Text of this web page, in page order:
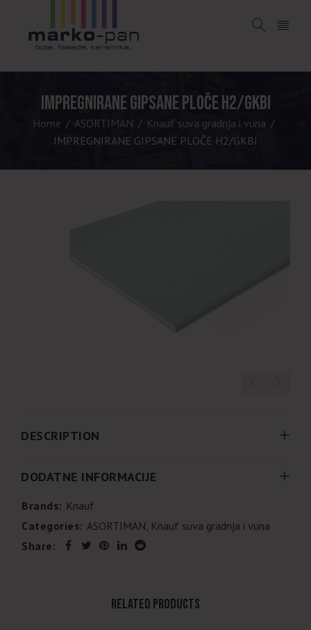
IMPREGNIRANE GIPSANE PLOČE H2/GKBI
Home / ASORTIMAN / Knauf suva gradnja i vuna /
IMPREGNIRANE GIPSANE PLOČE H2/GKBI
DESCRIPTION
DODATNE INFORMACIJE
Brands: Knauf
Categories: ASORTIMAN Knauf suva gradnja i vuna
Share:
RELATED PRODUCTS